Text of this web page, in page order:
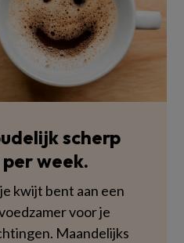
scherp
week.
kwijt bent aan een
voor je
Maandelijks